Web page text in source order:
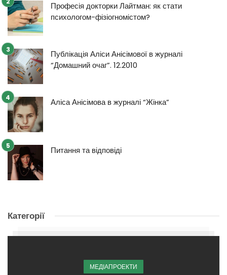
Професія докторки Лайтман: як стати
психологом-фізіогномістом?
Публікація Аліси Анісімової в журналі
“Домашний очаг”. 12.2010
Аліса Анісімова в журналі “Жінка”
Питання та відповіді
Категорії
МЕДІАПРОЕКТИ